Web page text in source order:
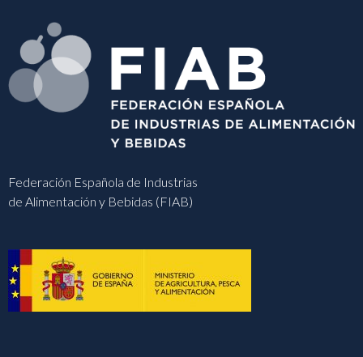
Federación Española de Industrias
de Alimentación y Bebidas (FIAB)